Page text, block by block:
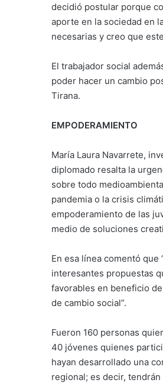
decidió postular porque
aporte en la sociedad en
necesarias y creo que
El trabajador social
poder hacer un cambio
Tirana.
EMPODERAMIENTO
María Laura Navarrete,
diplomado resalta la
sobre todo
pandemia o la crisis
empoderamiento de las
medio de soluciones
En esa línea comentó
interesantes propuestas
favorables en beneficio
de cambio social”.
Fueron 160 personas
40 jóvenes quienes
hayan desarrollado una
regional; es decir,